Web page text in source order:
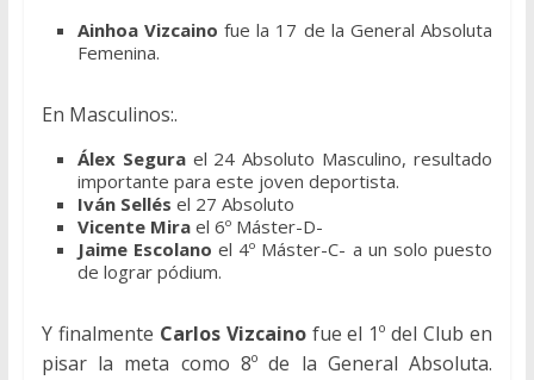
Ainhoa Vizcaino fue la 17 de la General Absoluta
Femenina.
En Masculinos:.
Álex Segurael 24 Absoluto Masculino, resultado
importante para este joven deportista.
Iván Sellés el 27 Absoluto
Vicente Mirael 6º Máster-D-
Jaime Escolano el 4º Máster-C- a un solo puesto
de lograr pódium.
Y finalmente Carlos Vizcainofue el 1º del Club en
pisar la meta como 8º de la General Absoluta.